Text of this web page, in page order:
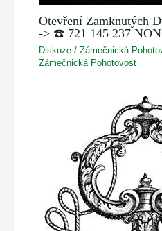
Otevření Zamknutých
-> ☎️ 721 145 237
Diskuze /Zámečnická
Zámečnická Pohotovost